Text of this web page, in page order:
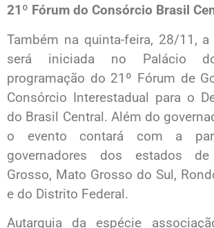
21º Fórum do Consórcio Brasil
Também na quinta-feira, 28/11,
será iniciada no Palácio
programação do 21º Fórum de
Consórcio Interestadual para o
do Brasil Central. Além do
o evento contará com a
governadores dos estados
Grosso, Mato Grosso do Sul,
e do Distrito Federal.
Autarquia da espécie